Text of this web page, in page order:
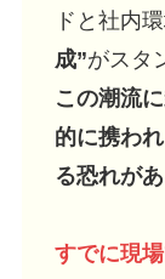
ドと社内
成”がスタ
この潮流
的に携わ
る恐れがあ
すでに現